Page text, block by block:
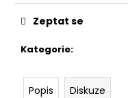
Kategorie:
Zeptat se
Popis Diskuze
D
o
o